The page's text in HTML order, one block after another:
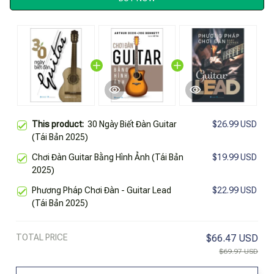
This product: 30 Ngày Biết Đàn Guitar
(Tái Bản 2025)
$26.99 USD
Chơi Đàn Guitar Bằng Hình Ảnh (Tái Bản
2025)
$19.99 USD
Phương Pháp Chơi Đàn - Guitar Lead
(Tái Bản 2025)
$22.99 USD
TOTAL PRICE $66.47 USD
$69.97 USD